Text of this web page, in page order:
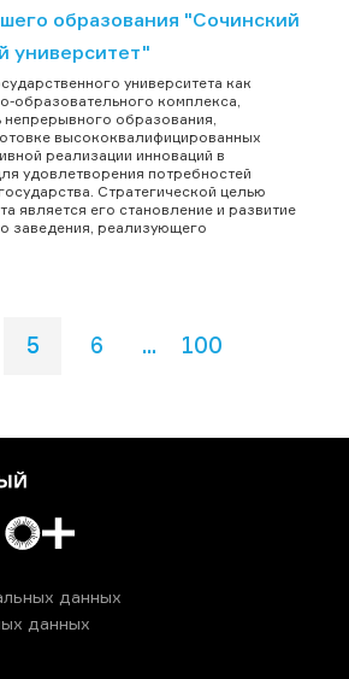
образования "Сочинский
университет"
университета как
образовательного комплекса,
образования,
высококвалифицированных
реализации инноваций в
удовлетворения потребностей
Стратегической целью
является его становление и развитие
заведения, реализующего
5 6 ... 100
данных
данных